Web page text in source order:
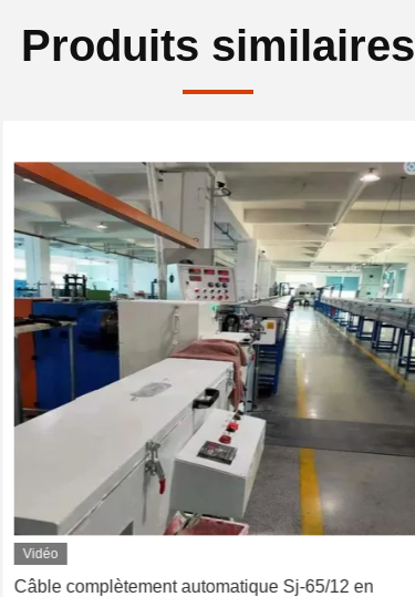
Produits similaires
Vidéo
Câble complètement automatique Sj-65/12 en